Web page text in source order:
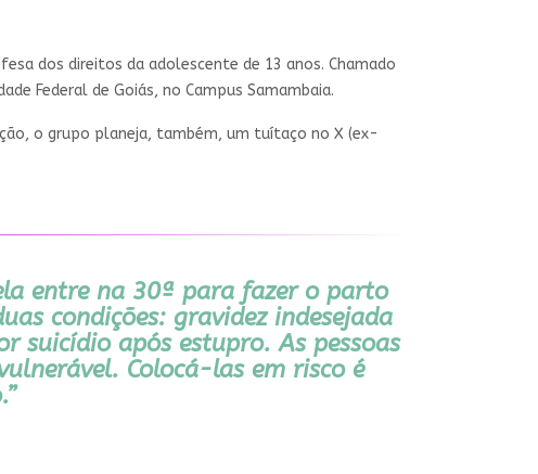
dos direitos da adolescente de 13 anos. Chamado
Federal de Goiás, no Campus Samambaia.
o grupo planeja, também, um tuítaço no X (ex-
entre na 30ª para fazer o parto
condições: gravidez indesejada
suicídio após estupro. As pessoas
Colocá-las em risco é